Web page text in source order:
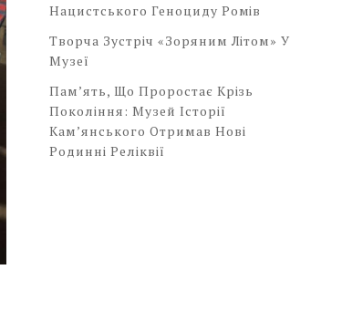
Нацистського Геноциду Ромів
Творча Зустріч «Зоряним Літом» У
Музеї
Пам’ять, Що Проростає Крізь
Покоління: Музей Історії
Кам’янського Отримав Нові
Родинні Реліквії